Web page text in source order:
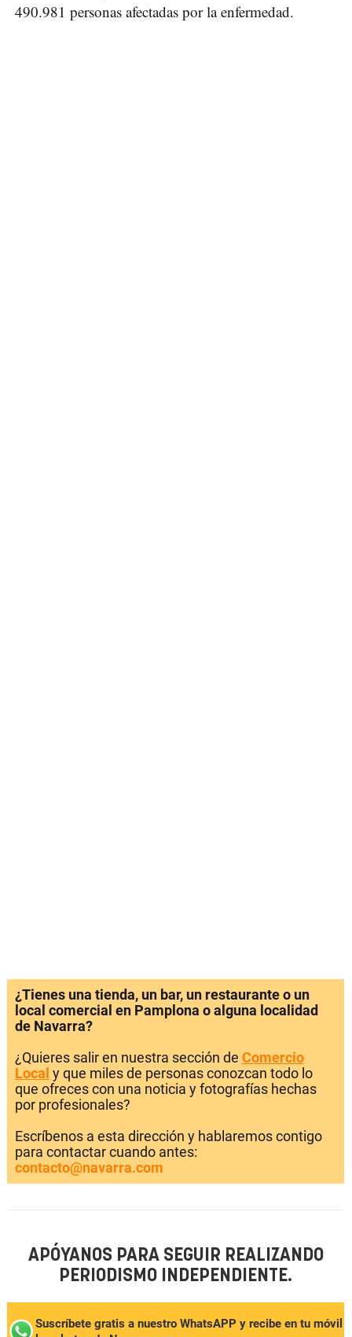
490.981 personas afectadas por la enfermedad.
¿Tienes una tienda, un bar, un restaurante o un
local comercial en Pamplona o alguna localidad
de Navarra?
¿Quieres salir en nuestra sección de Comercio
Local y que miles de personas conozcan todo lo
que ofreces con una noticia y fotografías hechas
por profesionales?
Escríbenos a esta dirección y hablaremos contigo
para contactar cuando antes:
contacto@navarra.com
APÓYANOS PARA SEGUIR REALIZANDO
PERIODISMO INDEPENDIENTE.
Suscríbete gratis a nuestro WhatsAPP y recibe en tu móvil